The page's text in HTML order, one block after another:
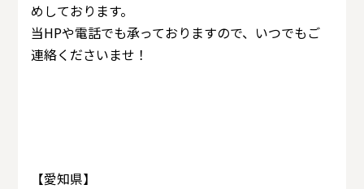
めしております。
当HPや電話でも承っておりますので、いつでもご
連絡くださいませ！
【愛知県】